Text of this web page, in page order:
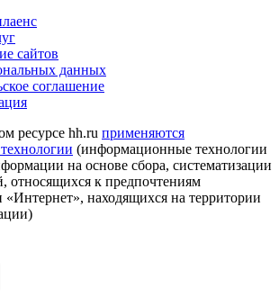
сайтов
данных
соглашение
ресурсе hh.ru применяются
(информационные технологии
на основе сбора, систематизации
относящихся к предпочтениям
«Интернет», находящихся на территории